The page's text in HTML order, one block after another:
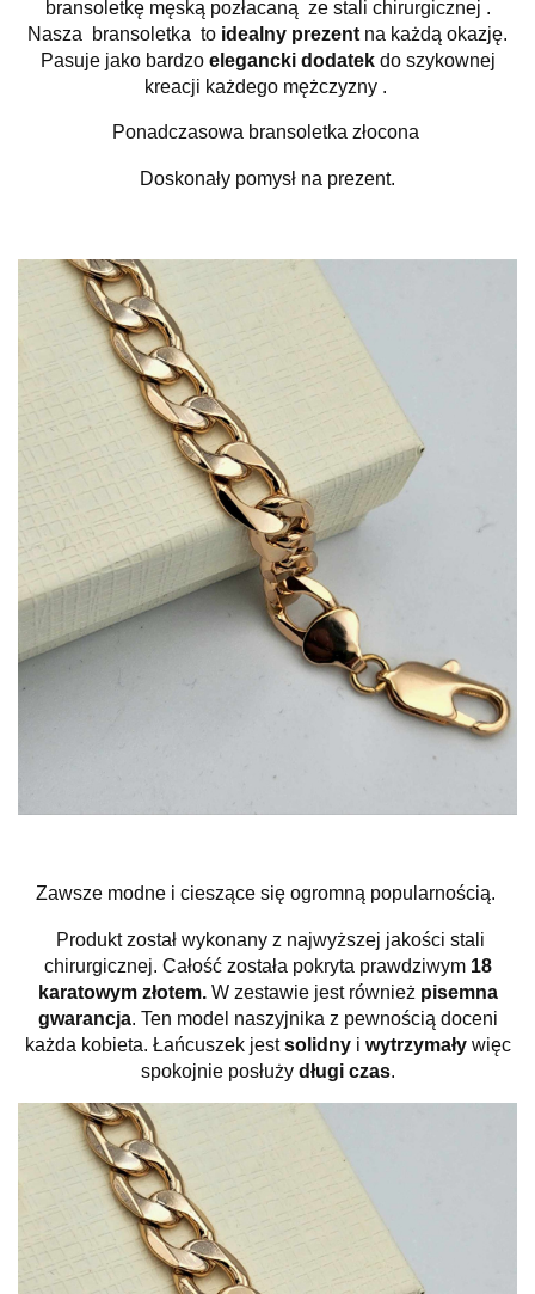
bransoletkę męską pozłacaną ze stali chirurgicznej .
Nasza bransoletka to idealny prezent na każdą okazję.
Pasuje jako bardzo elegancki dodatekdo szykownej
kreacji każdego mężczyzny .
Ponadczasowa bransoletka złocona
Doskonały pomysł na prezent.
Zawsze modne i cieszące się ogromną popularnością.
Produkt został wykonany z najwyższej jakości stali
chirurgicznej. Całość została pokryta prawdziwym 18
karatowym złotem.W zestawie jest również pisemna
gwarancja. Ten model naszyjnika z pewnością doceni
każda kobieta. Łańcuszek jestsolidnyi wytrzymaływięc
spokojnie posłuży długi czas.